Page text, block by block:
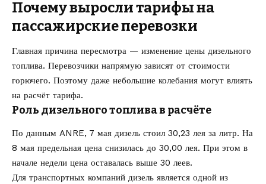
Почему выросли тарифы на
пассажирские перевозки
Главная причина пересмотра — изменение цены дизельного
топлива. Перевозчики напрямую зависят от стоимости
горючего. Поэтому даже небольшие колебания могут влиять
на расчёт тарифа.
Роль дизельного топлива в расчёте
По данным ANRE, 7 мая дизель стоил 30,23 лея за литр. На
8 мая предельная цена снизилась до 30,00 лея. При этом в
начале недели цена оставалась выше 30 леев.
Для транспортных компаний дизель является одной из